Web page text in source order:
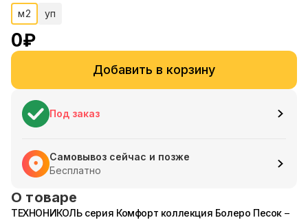
м2 уп
0₽
Добавить в корзину
Под заказ
Самовывоз сейчас и позже
Бесплатно
О товаре
ТЕХНОНИКОЛЬ серия Комфорт коллекция Болеро Песок –